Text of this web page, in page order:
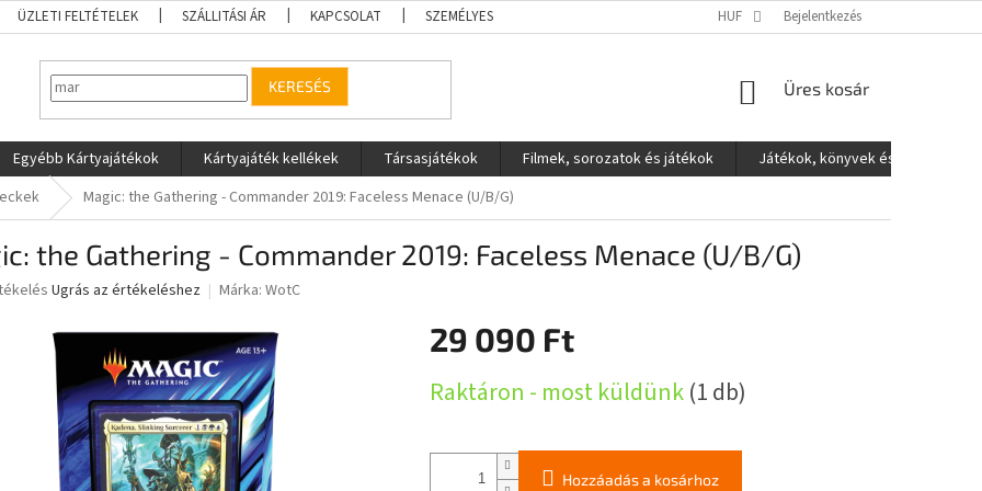
ÜZLETI FELTÉTELEK SZÁLLITÁSI ÁR KAPCSOLAT SZEMÉLYES ADATOK VÉDELME HUF Bejelentkezés
KERESÉS KOSÁR
Üres kosár
Egyébb Kártyajátékok Kártyajáték kellékek Társasjátékok Filmek, sorozatok és játékok
Játékok, könyvek és egyéb
Magic: the Gathering - Commander 2019: Faceless Menace (U/B/G)
the Gathering - Commander 2019: Faceless Menace (U/B/G)
Ugrás az értékeléshez Márka: WotC
29 090 Ft
Raktáron - most küldünk(1 db)
Hozzáadás a kosárhoz